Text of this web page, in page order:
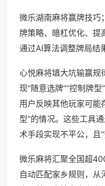
微乐湖南麻将赢牌技巧
牌策略、暗杠优化、提
通过AI算法调整牌局结
心悦麻将填大坑输赢规
现“随意选牌”“控制牌
用户反映其他玩家可能
型”的情况。这些工具
术手段实现不平公，且“
微乐麻将汇聚全国超
自动匹配家乡规则，从